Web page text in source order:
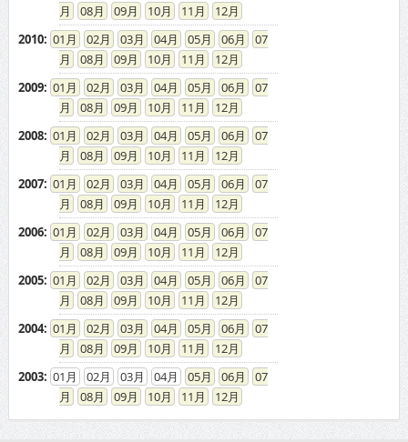
08
09 10 11
12
2010: 01 02 03 04 05 06
07
08
09 10 11
12
2009: 01 02 03 04 05 06
07
08
09 10 11
12
2008: 01 02 03 04 05 06
07
08
09 10 11
12
2007: 01 02 03 04 05 06
07
08
09 10 11
12
2006: 01 02 03 04 05 06
07
08
09 10 11
12
2005: 01 02 03 04 05 06
07
08
09 10 11
12
2004: 01 02 03 04 05 06
07
08
09 10 11
12
2003: 01 02 03 04 05 06
07
08
09 10 11 12